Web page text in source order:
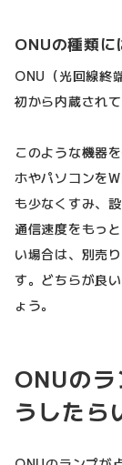
ONUの種類に
ONU（光回線終
初から内蔵され
このような機器
ホやパソコンを
も少なくすみ、
通信速度をもっ
い場合は、別売
す。どちらが良
ょう。
ONUの
うしたら